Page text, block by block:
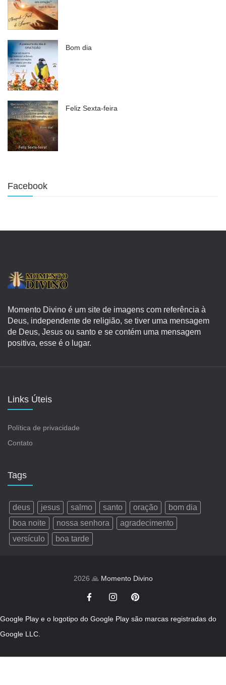
Bom dia
Feliz Sexta-feira
Facebook
Momento Divino é um site de imagens com referência à
Deus, independente de religião, se tiver uma mensagem
de Deus, Jesus ou santo e se contém uma mensagem
positiva, esse é o lugar.
Links Úteis
Política de privacidade
Contato
Tags
deus jesus salmo santo oração
bom dia
boa noite
nossa senhora
agradecimento
versículo
boa tarde
2026 🙏 Momento Divino
Google Play e o logotipo do Google Play são marcas registradas do
Google LLC.